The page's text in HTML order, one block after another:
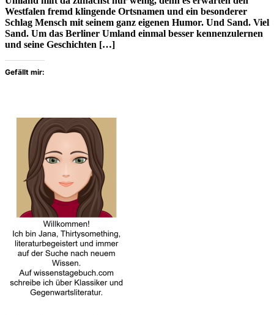
Westfalen fremd klingende Ortsnamen und ein besonderer
Schlag Mensch mit seinem ganz eigenen Humor. Und Sand. Viel
Sand. Um das Berliner Umland einmal besser kennenzulernen
und seine Geschichten […]
Gefällt mir: